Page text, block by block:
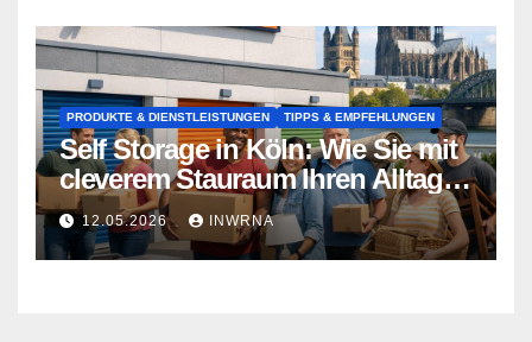
PRODUKTE & DIENSTLEISTUNGEN TIPPS & EMPFEHLUNGEN
Self Storage in Köln: Wie Sie mit
cleverem Stauraum Ihren Alltag
entlasten
12.05.2026 INWRNA